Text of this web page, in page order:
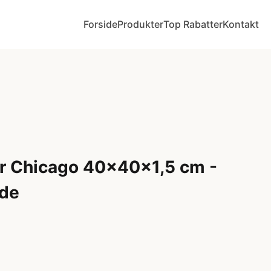
ForsideProdukterTop RabatterKontakt
Chicago 40x40x1,5 cm -